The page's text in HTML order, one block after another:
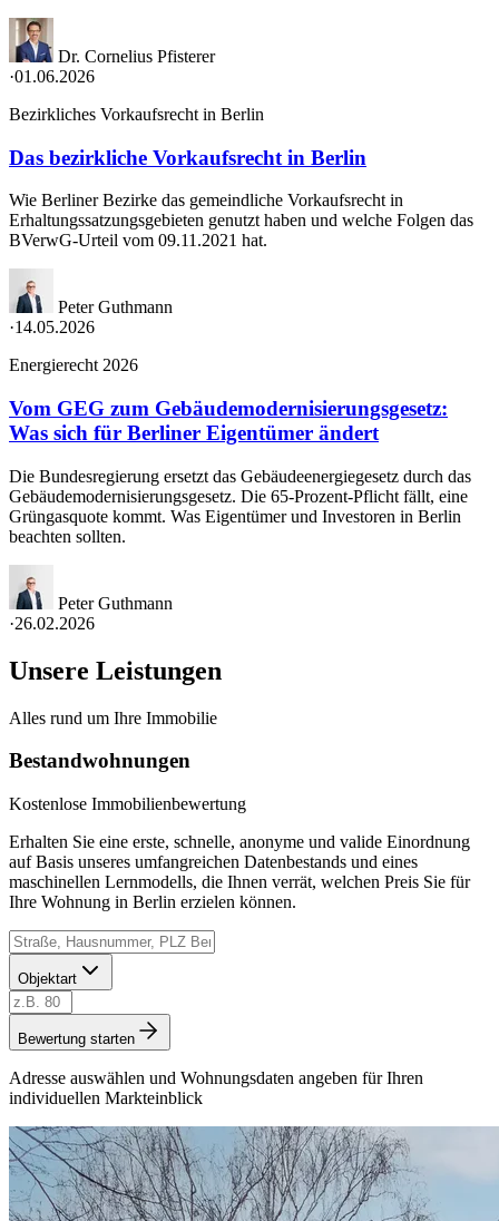
Dr. Cornelius Pfisterer
·01.06.2026
Bezirkliches Vorkaufsrecht in Berlin
Das bezirkliche Vorkaufsrecht in Berlin
Wie Berliner Bezirke das gemeindliche Vorkaufsrecht in
Erhaltungssatzungsgebieten genutzt haben und welche Folgen das
BVerwG-Urteil vom 09.11.2021 hat.
Peter Guthmann
·14.05.2026
Energierecht 2026
Vom GEG zum Gebäudemodernisierungsgesetz:
Was sich für Berliner Eigentümer ändert
Die Bundesregierung ersetzt das Gebäudeenergiegesetz durch das
Gebäudemodernisierungsgesetz. Die 65-Prozent-Pflicht fällt, eine
Grüngasquote kommt. Was Eigentümer und Investoren in Berlin
beachten sollten.
Peter Guthmann
·26.02.2026
Unsere Leistungen
Alles rund um Ihre Immobilie
Bestandwohnungen
Kostenlose Immobilienbewertung
Erhalten Sie eine erste, schnelle, anonyme und valide Einordnung
auf Basis unseres umfangreichen Datenbestands und eines
maschinellen Lernmodells, die Ihnen verrät, welchen Preis Sie für
Ihre Wohnung in Berlin erzielen können.
Objektart
Bewertung starten
Adresse auswählen und Wohnungsdaten angeben für Ihren
individuellen Markteinblick